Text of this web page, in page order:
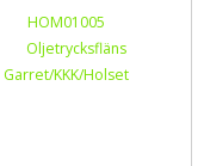
HOM01005